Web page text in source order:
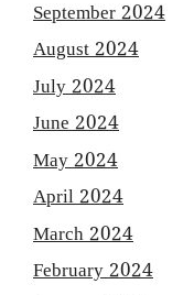
September 2024
August 2024
July 2024
June 2024
May 2024
April 2024
March 2024
February 2024